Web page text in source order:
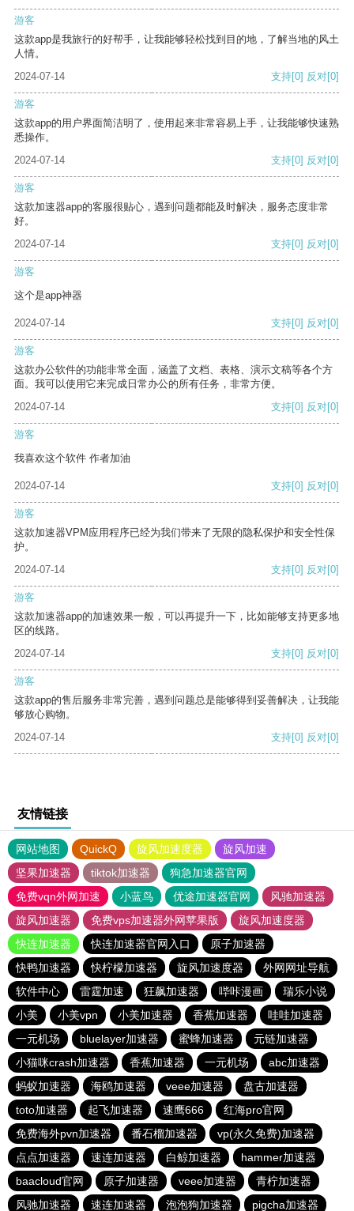
游客
这款app是我旅行的好帮手，让我能够轻松找到目的地，了解当地的风土
人情。
2024-07-14
支持[0] 反对[0]
游客
这款app的用户界面简洁明了，使用起来非常容易上手，让我能够快速熟
悉操作。
2024-07-14
支持[0] 反对[0]
游客
这款加速器app的客服很贴心，遇到问题都能及时解决，服务态度非常
好。
2024-07-14
支持[0] 反对[0]
游客
这个是app神器
2024-07-14 支持[0] 反对[0]
游客
这款办公软件的功能非常全面，涵盖了文档、表格、演示文稿等各个方
面。我可以使用它来完成日常办公的所有任务，非常方便。
2024-07-14
支持[0] 反对[0]
游客
我喜欢这个软件 作者加油
2024-07-14 支持[0] 反对[0]
游客
这款加速器VPM应用程序已经为我们带来了无限的隐私保护和安全性保
护。
2024-07-14
支持[0] 反对[0]
游客
这款加速器app的加速效果一般，可以再提升一下，比如能够支持更多地
区的线路。
2024-07-14
支持[0] 反对[0]
游客
这款app的售后服务非常完善，遇到问题总是能够得到妥善解决，让我能
够放心购物。
2024-07-14
支持[0] 反对[0]
友情链接
网站地图 QuickQ 旋风加速度器
旋风加速
坚果加速器
tiktok加速器
狗急加速器官网
免费vqn外网加速
小蓝鸟 优途加速器官网
风驰加速器
旋风加速器
免费vps加速器外网苹果版
旋风加速度器
快连加速器
快连加速器官网入口
原子加速器
快鸭加速器
快柠檬加速器 旋风加速度器
外网网址导航
软件中心
雷霆加速 狂飙加速器 哔咔漫画
瑞乐小说
小美
小美vpn 小美加速器 香蕉加速器
哇哇加速器
一元机场
bluelayer加速器 蜜蜂加速器
元链加速器
小猫咪crash加速器
香蕉加速器 一元机场
abc加速器
蚂蚁加速器
海鸥加速器 veee加速器
盘古加速器
toto加速器
起飞加速器 速鹰666
红海pro官网
免费海外pvn加速器
番石榴加速器
vp(永久免费)加速器
点点加速器
速连加速器 白鲸加速器
hammer加速器
baacloud官网
原子加速器 veee加速器
青柠加速器
风驰加速器
速连加速器 泡泡狗加速器 pigcha加速器